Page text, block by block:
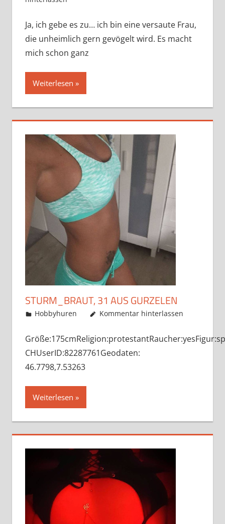
Ja, ich gebe es zu… ich bin eine versaute Frau,
die unheimlich gern gevögelt wird. Es macht
mich schon ganz
Weiterlesen
STURM_BRAUT, 31 AUS GURZELEN
Mai 22, 2019
admino
Hobbyhuren Kommentar hinterlassen
CHUserID:82287761Geodaten:
46.7798,7.53263
Weiterlesen